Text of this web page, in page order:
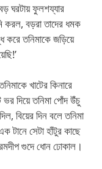
ঘরটায় ফুলশয্যার
করল, বড়রা তাদের ধমক
করে তনিমাকে জড়িয়ে
খাটের কিনারে
ভর দিয়ে তনিমা পোঁদ উঁচু
বিয়ের দিন বলে তনিমা
টানে সেটা হাঁটুর কাছে
গুদে ধোন ঢোকাল।